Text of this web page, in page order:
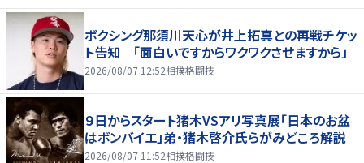
ボクシング那須川天心が井上拓真との再戦チケッ
ト告知 「面白いですからワクワクさせますから」
2026/08/07 12:52相撲格闘技
９日からスタート猪木VSアリ写真展「日本のお盆
はボンバイエ」弟・猪木啓介氏らがみどころ解説
2026/08/07 11:52相撲格闘技